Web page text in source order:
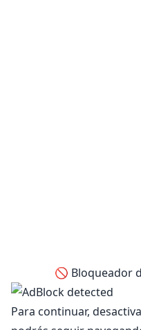
🚫 Bloqueador
Para continuar,